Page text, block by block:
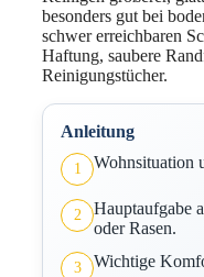
besonders gut bei
schwer erreichbaren
Haftung, saubere
Reinigungstücher.
Anleitung
1 Wohnsituation
2
Hauptaufgabe
oder Rasen.
3 Wichtige